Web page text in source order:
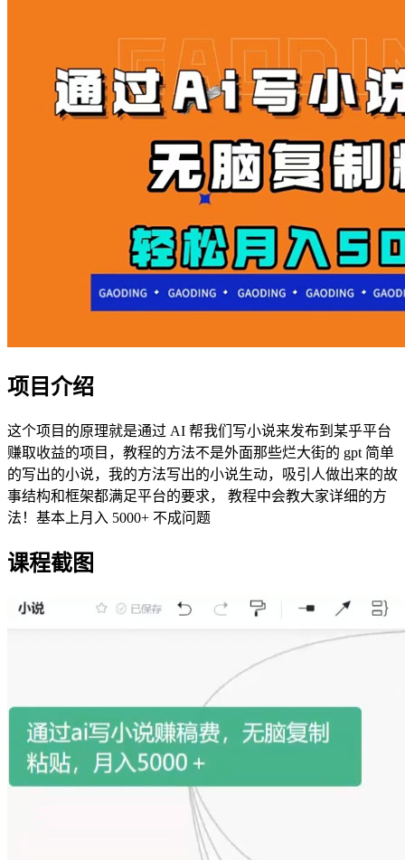
项目介绍
这个项目的原理就是通过 AI 帮我们写小说来发布到某乎平台
赚取收益的项目，教程的方法不是外面那些烂大街的 gpt 简单
的写出的小说，我的方法写出的小说生动，吸引人做出来的故
事结构和框架都满足平台的要求， 教程中会教大家详细的方
法！基本上月入 5000+ 不成问题
课程截图